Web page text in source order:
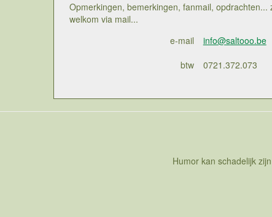
Opmerkingen, bemerkingen, fanmail, opdrachten...
welkom via mail...
e-mail
info@saltooo.be
btw
0721.372.073
Humor kan schadelijk